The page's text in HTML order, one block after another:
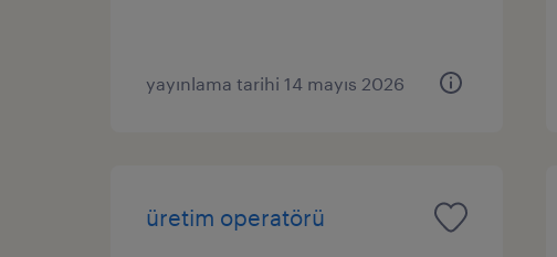
yayınlama tarihi 14 mayıs 2026
üretim operatörü